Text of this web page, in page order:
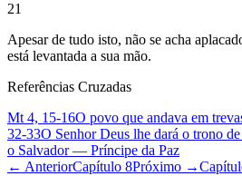
21
Apesar de tudo isto, não se acha
está levantada a sua mão.
Referências Cruzadas
Mt 4, 15-16O povo que andava em
32-33O Senhor Deus lhe dará o trono
o Salvador — Príncipe da Paz
← AnteriorCapítulo 8Próximo →